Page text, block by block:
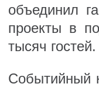
объединил
проекты в
тысяч гостей.
Событийный